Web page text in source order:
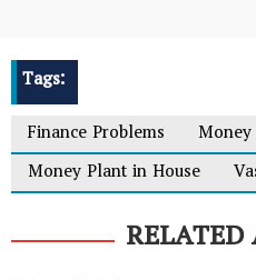
Tags:
Finance Problems
Money Plant in House